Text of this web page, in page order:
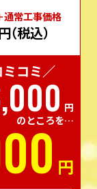
通常⼯事価格
（税込）
コミ／
円
のところを…
円